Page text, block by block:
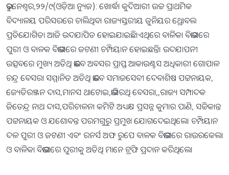
ଭୁବନେଶ୍ୱର,୨୨/୯(ଓଡ଼ିଆ ନ୍ୟୁଜ): ଖୋର୍ଦ୍ଧା କୁଦିଆରୀ ଉଚ୍ଚ ପ୍ରାଥମିକ
ବିଦ୍ୟାଳୟ ପରିସରରେ ଚାଲିଥିବା ରାଜ୍ୟସ୍ତରୀୟ ଜୁନିୟର ଥ୍ରୋବଲ
ପ୍ରତିଯୋଗିତା ଆଜି ଉଦଯାପିତ ହୋଇଯାଇଛି।ଏଥିରେ ବାଳିକା ବିଭାଗରେ
ପୁରୀ ଓ ବାଳକ ବିଭାଗରେ ଜଟଣୀ ଚମ୍ପିୟାନ ହୋଇଛନ୍ତି। ଉଦଯାପନୀ
ଉତ୍ସବରେ ମୁଖ୍ୟ ଅତିଥି ଭାବେ ଅବସର ପ୍ରାପ୍ତ ଆକାଉଣ୍ଟସ ଅଧିକାରୀ ଗୋପାଳ
ଚନ୍ଦ୍ର ବେସରା ସମ୍ମାନିତ ଅତିଥି ଭାବେ ସମାଜସେବୀ ଦେବାଶିଷ ପଟ୍ଟନାୟକ,
ଜ୍ୟେତିରଞ୍ଜନ ଦାସ,ମାନସ ଥାଟୋଇ,ଭାଗିରଥି ବେସରା,,ରାଜ୍ୟ ସମ୍ପାଦକ
ଜିତେନ୍ଦ୍ର ନାଥ ଦାସ,ପରିଚାଳନା କମିଟି ଅଧ୍ୟକ୍ଷ ପ୍ରସନ୍ନ କୁମାର ପାଣି, ସଚ୍ଚିକାନ୍ତ
ପଟ୍ଟନାୟକ ଓ ଯଶୋବନ୍ତ ପରମଗୁରୁ ପ୍ରମୁଖ ଯୋଗଦେଇଥିଲେ। ଚମ୍ପିୟାନ
ଦଳ ପୁରୀ ଓ ଜଟଣୀ ଏବଂ ରନର୍ସ ଅଫ ରୁପେ ବାଳକ ବିଭାଗରେ ରାଉରକେଲା
ଓ ବାଳିକା ବିଭାଗରେ ପୁରୀକୁ ଅତିଥି ମାନେ ଟ୍ରଫି ପ୍ରଦାନ କରିଥିଲେ।